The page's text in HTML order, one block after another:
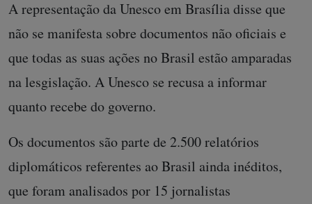
A representação da Unesco em Brasília disse que
não se manifesta sobre documentos não oficiais e
que todas as suas ações no Brasil estão amparadas
na lesgislação. A Unesco se recusa a informar
quanto recebe do governo.
Os documentos são parte de 2.500 relatórios
diplomáticos referentes ao Brasil ainda inéditos,
que foram analisados por 15 jornalistas